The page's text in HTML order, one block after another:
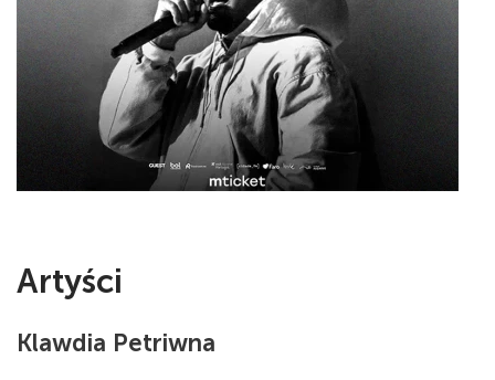
Artyści
Klawdia Petriwna